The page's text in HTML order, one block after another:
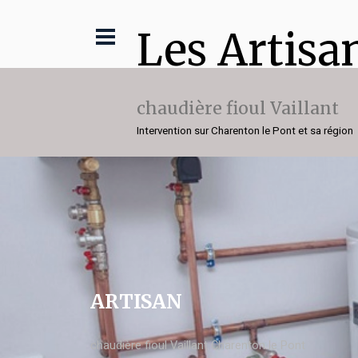
Les
chaudière fioul Vaillant
Intervention sur Charenton le Pont et sa région
ARTISAN
chaudière fioul Vaillant Charenton le Pont